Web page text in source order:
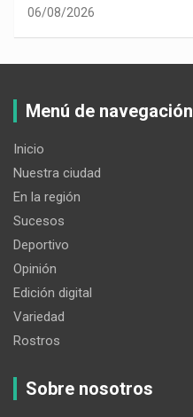
06/08/2026
Menú de navegación
Inicio
Nuestra ciudad
En la región
Sucesos
Deportivo
Opinión
Edición digital
Variedad
Rostros
Sobre nosotros